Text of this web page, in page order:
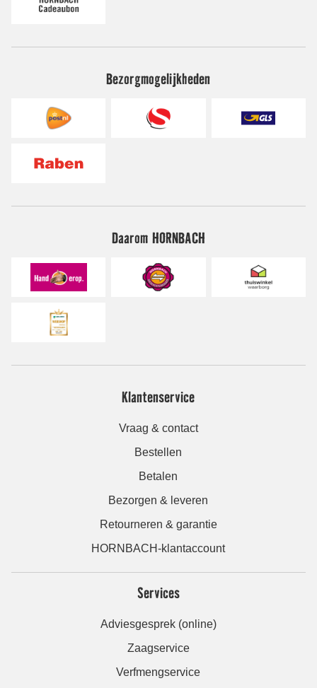
Bezorgmogelijkheden
Daarom HORNBACH
Klantenservice
Vraag & contact
Bestellen
Betalen
Bezorgen & leveren
Retourneren & garantie
HORNBACH-klantaccount
Services
Adviesgesprek (online)
Zaagservice
Verfmengservice